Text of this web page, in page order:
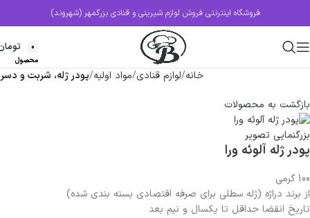
فروشگاه اینترنتی فروش لوازم شیرینی و قنادی بزرگمهر (شهروند)
0
محصول
خانه لوازم قنادی مواد اولیه پودر ژله، شربت و دسر
بازگشت به محصولات
بزرگنمایی تصویر
پودر ژله آلوئه ورا
100 گرمی
از برند دراژه (ژله سطلی برای صرفه اقتصادی بسته بندی شده)
تاریخ انقضا حداقل تا یکسال و نیم بعد